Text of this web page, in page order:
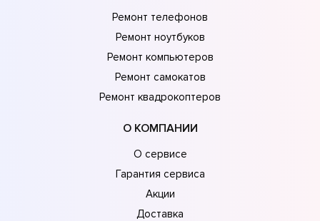
Ремонт телефонов
Ремонт ноутбуков
Ремонт компьютеров
Ремонт самокатов
Ремонт квадрокоптеров
О КОМПАНИИ
О сервисе
Гарантия сервиса
Акции
Доставка